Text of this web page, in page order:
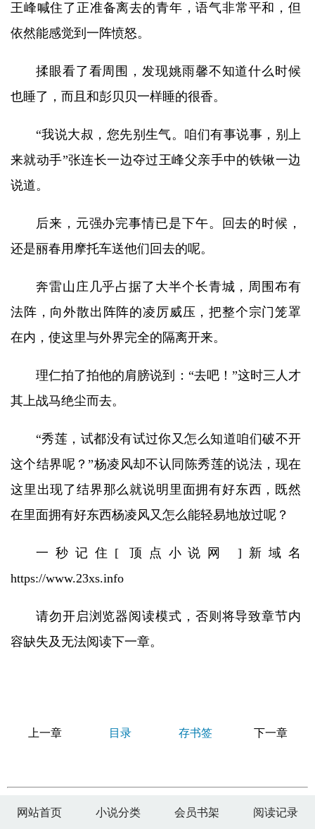
王峰喊住了正准备离去的青年，语气非常平和，但
依然能感觉到一阵愤怒。
揉眼看了看周围，发现姚雨馨不知道什么时候
也睡了，而且和彭贝贝一样睡的很香。
“我说大叔，您先别生气。咱们有事说事，别上
来就动手”张连长一边夺过王峰父亲手中的铁锹一边
说道。
后来，元强办完事情已是下午。回去的时候，
还是丽春用摩托车送他们回去的呢。
奔雷山庄几乎占据了大半个长青城，周围布有
法阵，向外散出阵阵的凌厉威压，把整个宗门笼罩
在内，使这里与外界完全的隔离开来。
理仁拍了拍他的肩膀说到：“去吧！”这时三人才
其上战马绝尘而去。
“秀莲，试都没有试过你又怎么知道咱们破不开
这个结界呢？”杨凌风却不认同陈秀莲的说法，现在
这里出现了结界那么就说明里面拥有好东西，既然
在里面拥有好东西杨凌风又怎么能轻易地放过呢？
一秒记住[ 顶点小说网 ]新域名
https://www.23xs.info
请勿开启浏览器阅读模式，否则将导致章节内
容缺失及无法阅读下一章。
上一章 目录 存书签 下一章
网站首页 小说分类 会员书架 阅读记录